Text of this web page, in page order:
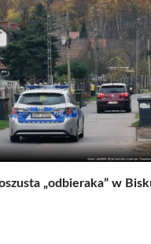
„odbieraka” w